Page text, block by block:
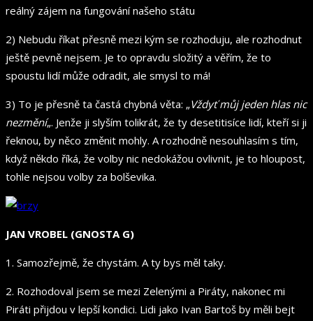
reálný zájem na fungování našeho státu
2) Nebudu říkat přesně mezi kým se rozhoduju, ale rozhodnut
ještě pevně nejsem. Je to opravdu složitý a věřím, že to
spoustu lidí může odradit, ale smysl to má!
3) To je přesně ta častá chybná věta: „Vždyť můj jeden hlas nic
nezmění„. Jenže ji slyším tolikrát, že ty desetitisíce lidí, kteří si ji
řeknou, by něco změnit mohly. A rozhodně nesouhlasím s tím,
když někdo říká, že volby nic nedokážou ovlivnit, je to hloupost,
tohle nejsou volby za bolševika.
JAN VROBEL (GNOSTA G)
1. Samozřejmě, že chystám. A ty bys měl taky.
2. Rozhodoval jsem se mezi Zelenými a Piráty, nakonec mi
Piráti přijdou v lepší kondici. Lidi jako Ivan Bartoš by měli bejt